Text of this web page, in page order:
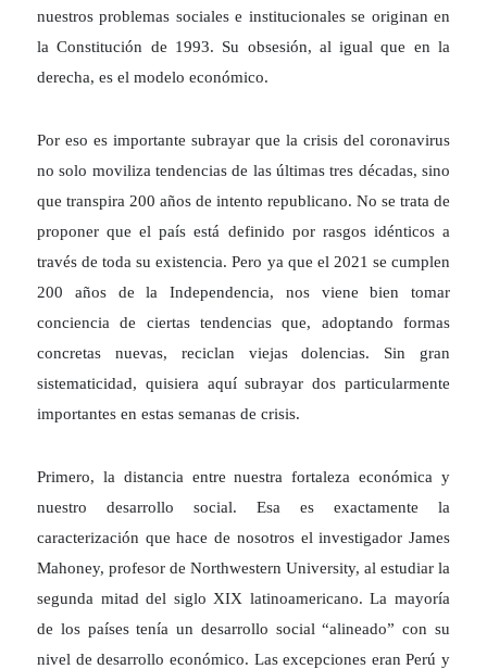
nuestros problemas sociales e institucionales se originan en
la Constitución de 1993. Su obsesión, al igual que en la
derecha, es el modelo económico.
Por eso es importante subrayar que la crisis del coronavirus
no solo moviliza tendencias de las últimas tres décadas, sino
que transpira 200 años de intento republicano. No se trata de
proponer que el país está definido por rasgos idénticos a
través de toda su existencia. Pero ya que el 2021 se cumplen
200 años de la Independencia, nos viene bien tomar
conciencia de ciertas tendencias que, adoptando formas
concretas nuevas, reciclan viejas dolencias. Sin gran
sistematicidad, quisiera aquí subrayar dos particularmente
importantes en estas semanas de crisis.
Primero, la distancia entre nuestra fortaleza económica y
nuestro desarrollo social. Esa es exactamente la
caracterización que hace de nosotros el investigador James
Mahoney, profesor de Northwestern University, al estudiar la
segunda mitad del siglo XIX latinoamericano. La mayoría
de los países tenía un desarrollo social “alineado” con su
nivel de desarrollo económico. Las excepciones eran Perú y